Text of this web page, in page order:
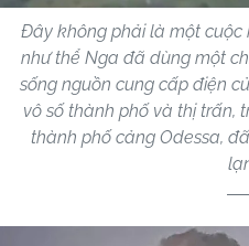
Đây không phải là một cuộc
như thể Nga đã dùng một
sống nguồn cung cấp điện
vô số thành phố và thị trấn,
thành phố cảng Odessa,